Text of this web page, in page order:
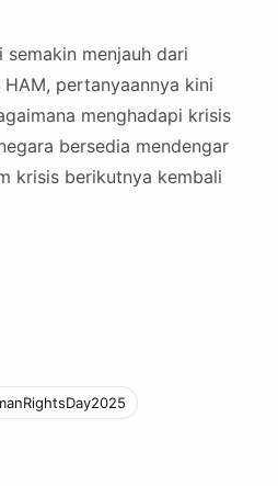
semakin menjauh dari
pertanyaannya kini
menghadapi krisis
bersedia mendengar
krisis berikutnya kembali